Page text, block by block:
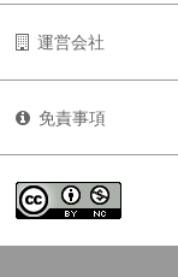
運営会社
免責事項